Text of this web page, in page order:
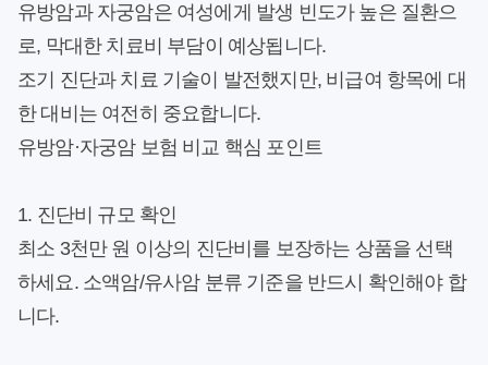
유방암과 자궁암은 여성에게 발생 빈도가 높은 질환으
로, 막대한 치료비 부담이 예상됩니다.
조기 진단과 치료 기술이 발전했지만, 비급여 항목에 대
한 대비는 여전히 중요합니다.
유방암·자궁암 보험 비교 핵심 포인트
1. 진단비 규모 확인
최소 3천만 원 이상의 진단비를 보장하는 상품을 선택
하세요. 소액암/유사암 분류 기준을 반드시 확인해야 합
니다.